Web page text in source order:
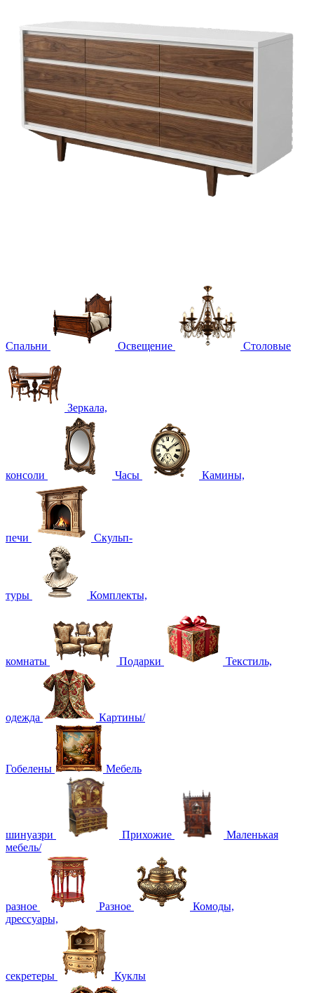
Спальни Освещение Столовые
Зеркала,
консоли Часы Камины,
печи Скульп-
туры Комплекты,
комнаты Подарки Текстиль,
одежда Картины/
Гобелены Мебель
шинуазри Прихожие
Маленькая
мебель/
разное Разное
Комоды,
дрессуары,
секретеры Куклы